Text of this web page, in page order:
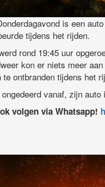
is een
tijdens het rijden.
rond 19:45 uur
kon er niets meer
te ontbranden tijdens het
vanaf, zijn
volgen via Whatsapp!